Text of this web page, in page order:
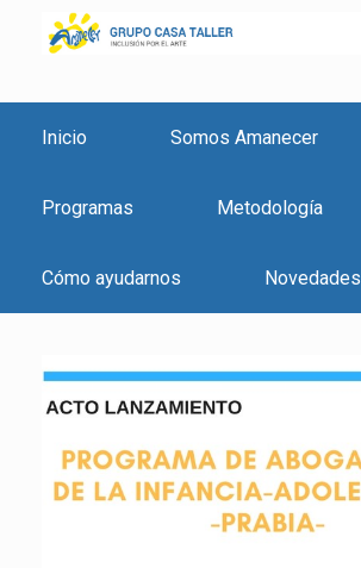
Inicio Somos Amanecer
Programas Metodología
Cómo ayudarnos Novedades